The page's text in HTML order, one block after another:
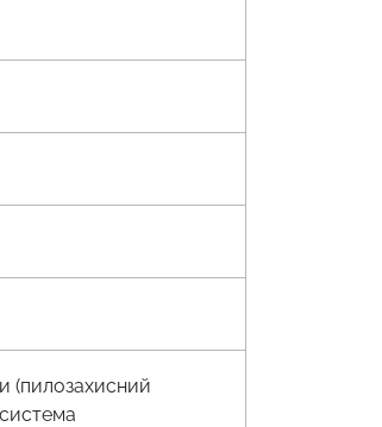
(пилозахисний